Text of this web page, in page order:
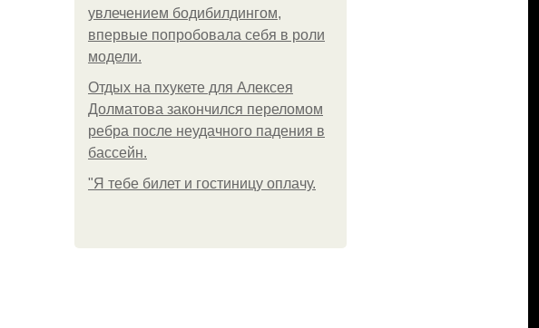
увлечением бодибилдингом,
впервые попробовала себя в роли
модели.
Отдых на пхукете для Алексея
Долматова закончился переломом
ребра после неудачного падения в
бассейн.
"Я тебе билет и гостиницу оплачу.